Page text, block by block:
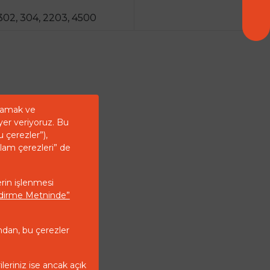
304, 2203, 4500
ve
veriyoruz. Bu
çerezler”),
çerezleri” de
işlenmesi
Metninde”
bu çerezler
ise ancak açık